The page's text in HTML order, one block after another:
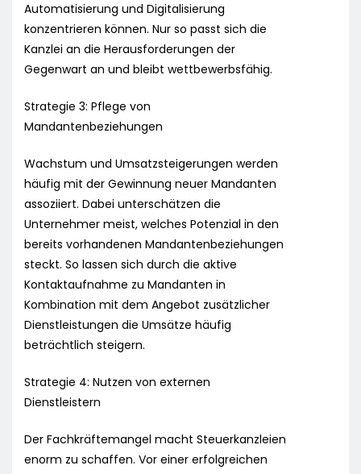
Automatisierung und Digitalisierung
konzentrieren können. Nur so passt sich die
Kanzlei an die Herausforderungen der
Gegenwart an und bleibt wettbewerbsfähig.
Strategie 3: Pflege von
Mandantenbeziehungen
Wachstum und Umsatzsteigerungen werden
häufig mit der Gewinnung neuer Mandanten
assoziiert. Dabei unterschätzen die
Unternehmer meist, welches Potenzial in den
bereits vorhandenen Mandantenbeziehungen
steckt. So lassen sich durch die aktive
Kontaktaufnahme zu Mandanten in
Kombination mit dem Angebot zusätzlicher
Dienstleistungen die Umsätze häufig
beträchtlich steigern.
Strategie 4: Nutzen von externen
Dienstleistern
Der Fachkräftemangel macht Steuerkanzleien
enorm zu schaffen. Vor einer erfolgreichen